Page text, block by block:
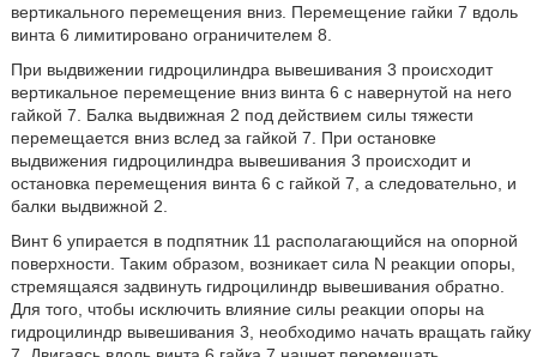
вертикального перемещения вниз. Перемещение гайки 7 вдоль
винта 6 лимитировано ограничителем 8.
При выдвижении гидроцилиндра вывешивания 3 происходит
вертикальное перемещение вниз винта 6 с навернутой на него
гайкой 7. Балка выдвижная 2 под действием силы тяжести
перемещается вниз вслед за гайкой 7. При остановке
выдвижения гидроцилиндра вывешивания 3 происходит и
остановка перемещения винта 6 с гайкой 7, а следовательно, и
балки выдвижной 2.
Винт 6 упирается в подпятник 11 располагающийся на опорной
поверхности. Таким образом, возникает сила N реакции опоры,
стремящаяся задвинуть гидроцилиндр вывешивания обратно.
Для того, чтобы исключить влияние силы реакции опоры на
гидроцилиндр вывешивания 3, необходимо начать вращать гайку